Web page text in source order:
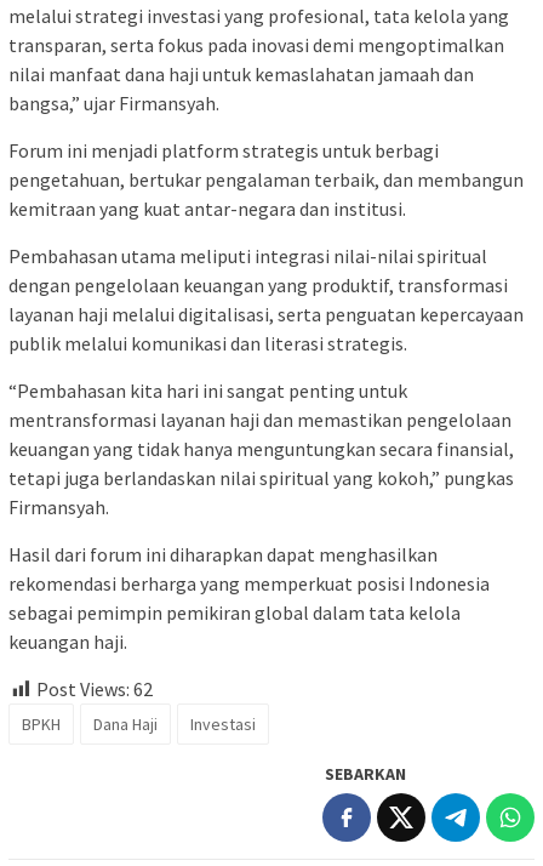
melalui strategi investasi yang profesional, tata kelola yang
transparan, serta fokus pada inovasi demi mengoptimalkan
nilai manfaat dana haji untuk kemaslahatan jamaah dan
bangsa,” ujar Firmansyah.
Forum ini menjadi platform strategis untuk berbagi
pengetahuan, bertukar pengalaman terbaik, dan membangun
kemitraan yang kuat antar-negara dan institusi.
Pembahasan utama meliputi integrasi nilai-nilai spiritual
dengan pengelolaan keuangan yang produktif, transformasi
layanan haji melalui digitalisasi, serta penguatan kepercayaan
publik melalui komunikasi dan literasi strategis.
“Pembahasan kita hari ini sangat penting untuk
mentransformasi layanan haji dan memastikan pengelolaan
keuangan yang tidak hanya menguntungkan secara finansial,
tetapi juga berlandaskan nilai spiritual yang kokoh,” pungkas
Firmansyah.
Hasil dari forum ini diharapkan dapat menghasilkan
rekomendasi berharga yang memperkuat posisi Indonesia
sebagai pemimpin pemikiran global dalam tata kelola
keuangan haji.
Post Views: 62
BPKH Dana Haji Investasi
SEBARKAN